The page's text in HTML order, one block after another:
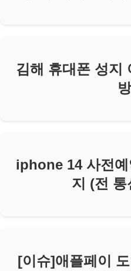
김해 휴대폰 성지
iphone 14 사전
지 (전 통
[이슈]애플페이